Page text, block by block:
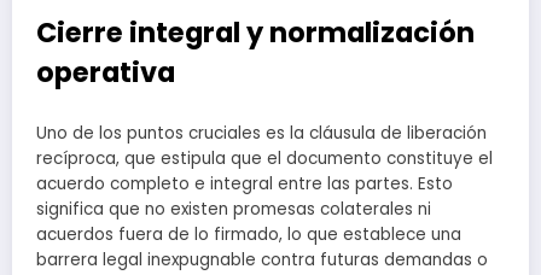
Cierre integral y normalización
operativa
Uno de los puntos cruciales es la cláusula de liberación
recíproca, que estipula que el documento constituye el
acuerdo completo e integral entre las partes. Esto
significa que no existen promesas colaterales ni
acuerdos fuera de lo firmado, lo que establece una
barrera legal inexpugnable contra futuras demandas o